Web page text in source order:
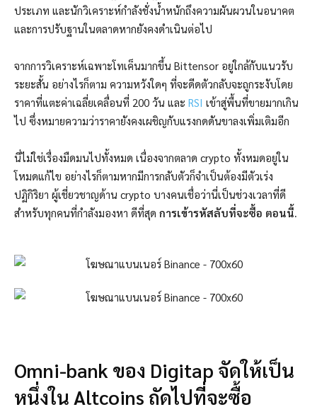
ประเภท และนักวิเคราะห์กำลังชั่งน้ำหนักถึงความผันผวนในอนาคต
และการปรับฐานในตลาดหากยังคงดำเนินต่อไป
จากการวิเคราะห์เฉพาะโทเค็นมากขึ้น Bittensor อยู่ใกล้กับแนวรับ
ระยะสั้น อย่างไรก็ตาม ความหวังใดๆ ที่จะดีดตัวกลับจะถูกระงับโดย
ราคาที่แตะค่าเฉลี่ยเคลื่อนที่ 200 วัน และ RSI เข้าสู่พื้นที่ขายมากเกิน
ไป ซึ่งหมายความว่าราคายังคงเผชิญกับแรงกดดันขาลงเพิ่มเติมอีก
นี่ไม่ใช่เรื่องมืดมนไปทั้งหมด เนื่องจากตลาด crypto ทั้งหมดอยู่ใน
โหมดแก้ไข อย่างไรก็ตามหากมีการกลับตัวก็จำเป็นต้องมีตัวเร่ง
ปฏิกิริยา ผู้เชี่ยวชาญด้าน crypto บางคนเชื่อว่านี่เป็นช่วงเวลาที่ดี
สำหรับทุกคนที่กำลังมองหา ดีที่สุด การเข้ารหัสลับที่จะซื้อ ตอนนี้.
Omni-bank ของ Digitap จัดให้เป็น
หนึ่งใน Altcoins ถัดไปที่จะซื้อ